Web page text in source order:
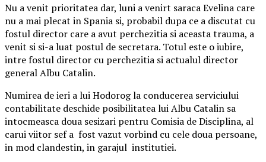
Nu a venit prioritatea dar, luni a venirt saraca Evelina care
nu a mai plecat in Spania si, probabil dupa ce a discutat cu
fostul director care a avut perchezitia si aceasta trauma, a
venit si si-a luat postul de secretara. Totul este o iubire,
intre fostul director cu perchezitia si actualul director
general Albu Catalin.
Numirea de ieri a lui Hodorog la conducerea serviciului
contabilitate deschide posibilitatea lui Albu Catalin sa
intocmeasca doua sesizari pentru Comisia de Disciplina, al
carui viitor sef a fost vazut vorbind cu cele doua persoane,
in mod clandestin, in garajul institutiei.